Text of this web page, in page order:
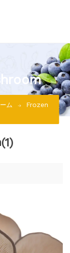
ム
Frozen
(1)